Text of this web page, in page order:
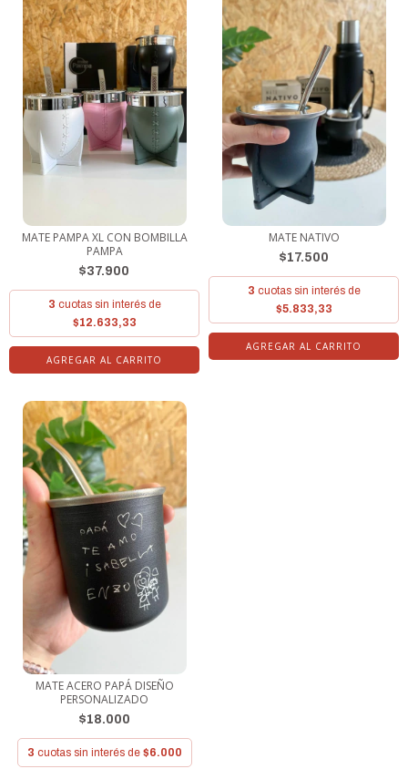
MATE PAMPA XL CON BOMBILLA
PAMPA
$37.900
3 cuotas sin interés de
$12.633,33
AGREGAR AL CARRITO
MATE NATIVO
$17.500
3 cuotas sin interés de
$5.833,33
AGREGAR AL CARRITO
MATE ACERO PAPÁ DISEÑO
PERSONALIZADO
$18.000
3 cuotas sin interés de $6.000